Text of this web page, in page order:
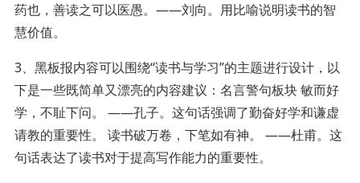
药也，善读之可以医愚。——刘向。用比喻说明读书的智
慧价值。
3、黑板报内容可以围绕“读书与学习”的主题进行设计，以
下是一些既简单又漂亮的内容建议：名言警句板块 敏而好
学，不耻下问。 ——孔子。这句话强调了勤奋好学和谦虚
请教的重要性。 读书破万卷，下笔如有神。 ——杜甫。这
句话表达了读书对于提高写作能力的重要性。